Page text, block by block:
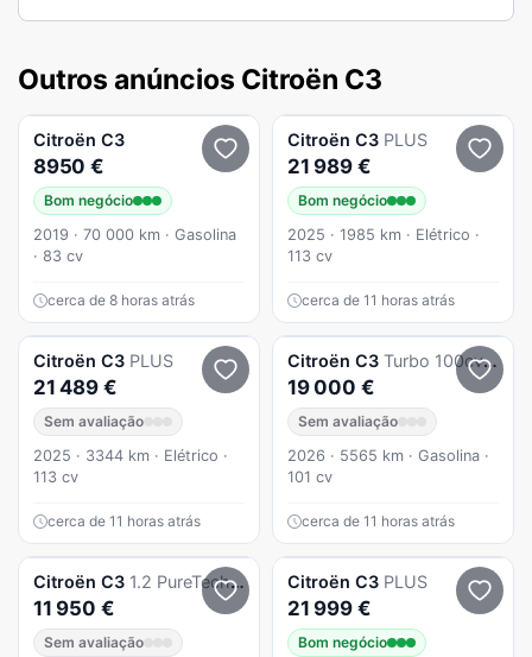
Outros anúncios Citroën C3
Citroën C3
8950 €
Bom negócio
2019 · 70 000 km · Gasolina
· 83 cv
cerca de 8 horas atrás
Citroën C3 PLUS
21 989 €
Bom negócio
2025 · 1985 km · Elétrico ·
113 cv
cerca de 11 horas atrás
Citroën C3 PLUS
21 489 €
Sem avaliação
2025 · 3344 km · Elétrico ·
113 cv
cerca de 11 horas atrás
Citroën C3 Turbo 100cv Manual - MAX
19 000 €
Sem avaliação
2026 · 5565 km · Gasolina ·
101 cv
cerca de 11 horas atrás
Citroën C3 1.2 PureTech Shine EAT6
11 950 €
Sem avaliação
Citroën C3 PLUS
21 999 €
Bom negócio